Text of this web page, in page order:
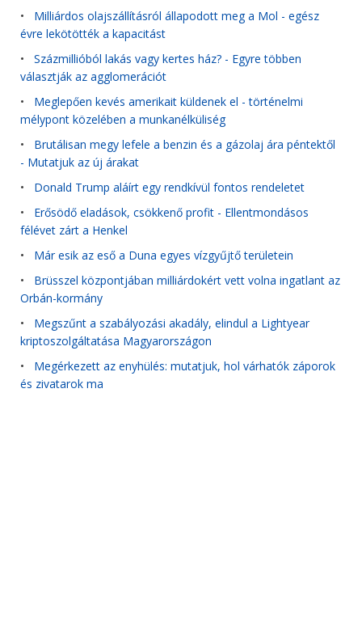
• Milliárdos olajszállításról állapodott meg a Mol - egész
évre lekötötték a kapacitást
• Százmillióból lakás vagy kertes ház? - Egyre többen
választják az agglomerációt
• Meglepően kevés amerikait küldenek el - történelmi
mélypont közelében a munkanélküliség
• Brutálisan megy lefele a benzin és a gázolaj ára péntektől
- Mutatjuk az új árakat
• Donald Trump aláírt egy rendkívül fontos rendeletet
• Erősödő eladások, csökkenő profit - Ellentmondásos
félévet zárt a Henkel
• Már esik az eső a Duna egyes vízgyűjtő területein
• Brüsszel központjában milliárdokért vett volna ingatlant az
Orbán-kormány
• Megszűnt a szabályozási akadály, elindul a Lightyear
kriptoszolgáltatása Magyarországon
• Megérkezett az enyhülés: mutatjuk, hol várhatók záporok
és zivatarok ma